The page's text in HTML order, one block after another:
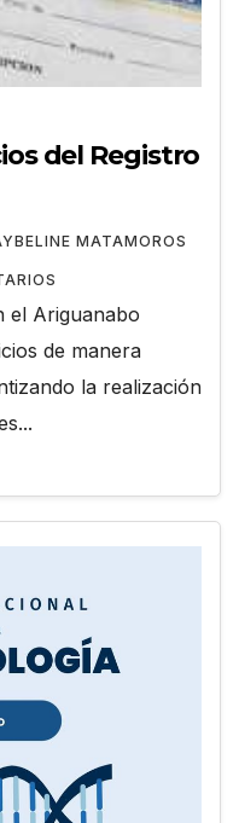
del Registro
MATAMOROS
el Ariguanabo
de manera
la realización